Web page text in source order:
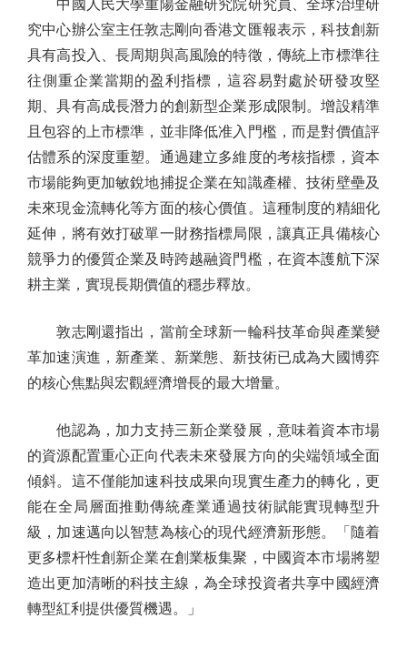
中國人民大學重陽金融研究院研究員、全球治理研
究中心辦公室主任敦志剛向香港文匯報表示，科技創新
具有高投入、長周期與高風險的特徵，傳統上市標準往
往側重企業當期的盈利指標，這容易對處於研發攻堅
期、具有高成長潛力的創新型企業形成限制。增設精準
且包容的上市標準，並非降低准入門檻，而是對價值評
估體系的深度重塑。通過建立多維度的考核指標，資本
市場能夠更加敏銳地捕捉企業在知識產權、技術壁壘及
未來現金流轉化等方面的核心價值。這種制度的精細化
延伸，將有效打破單一財務指標局限，讓真正具備核心
競爭力的優質企業及時跨越融資門檻，在資本護航下深
耕主業，實現長期價值的穩步釋放。
敦志剛還指出，當前全球新一輪科技革命與產業變
革加速演進，新產業、新業態、新技術已成為大國博弈
的核心焦點與宏觀經濟增長的最大增量。
他認為，加力支持三新企業發展，意味着資本市場
的資源配置重心正向代表未來發展方向的尖端領域全面
傾斜。這不僅能加速科技成果向現實生產力的轉化，更
能在全局層面推動傳統產業通過技術賦能實現轉型升
級，加速邁向以智慧為核心的現代經濟新形態。「隨着
更多標杆性創新企業在創業板集聚，中國資本市場將塑
造出更加清晰的科技主線，為全球投資者共享中國經濟
轉型紅利提供優質機遇。」